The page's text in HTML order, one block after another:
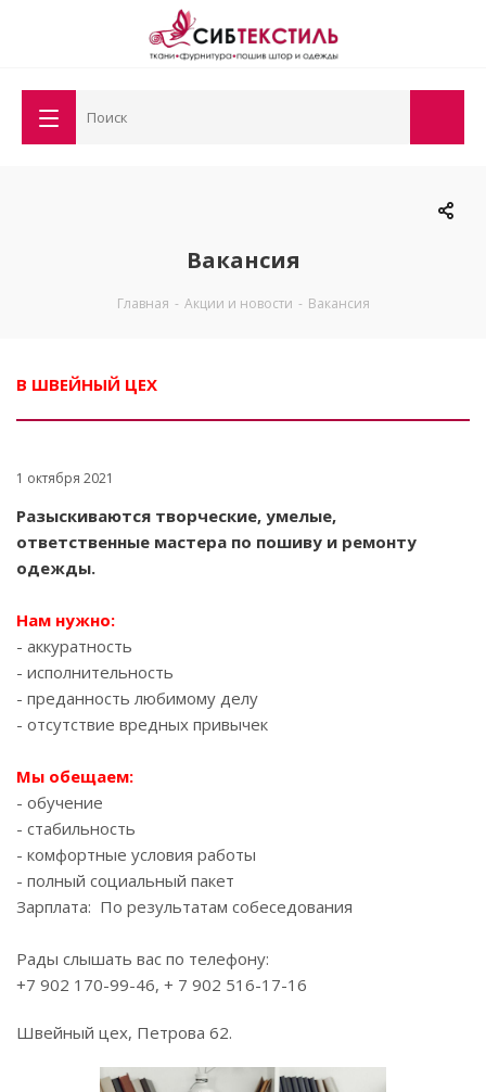
Вакансия
Главная - Акции и новости - Вакансия
В ШВЕЙНЫЙ ЦЕХ
1 октября 2021
Разыскиваются творческие, умелые,
ответственные мастера по пошиву и ремонту
одежды.
Нам нужно:
- аккуратность
- исполнительность
- преданность любимому делу
- отсутствие вредных привычек
Мы обещаем:
- обучение
- стабильность
- комфортные условия работы
- полный социальный пакет
Зарплата: По результатам собеседования
Рады слышать вас по телефону:
+7 902 170-99-46, + 7 902 516-17-16
Швейный цех, Петрова 62.